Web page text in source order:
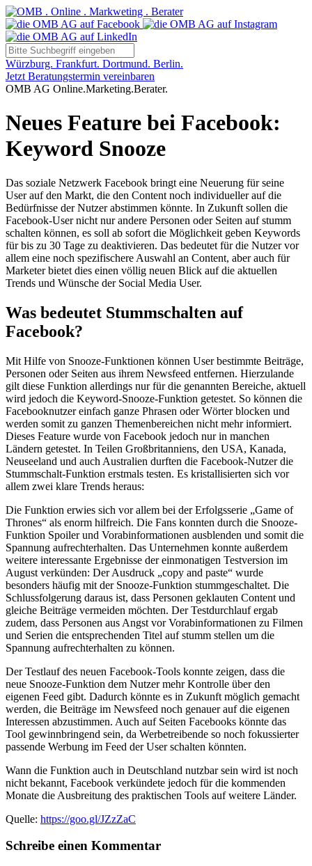
Würzburg. Frankfurt. Dortmund. Berlin.
Jetzt Beratungstermin vereinbaren
OMB AG Online.Marketing.Berater.
Neues Feature bei Facebook:
Keyword Snooze
Das soziale Netzwerk Facebook bringt eine Neuerung für seine
User auf den Markt, die den Content noch individueller auf die
Bedürfnisse der Nutzer abstimmen könnte. In Zukunft sollen die
Facebook-User nicht nur andere Personen oder Seiten auf stumm
schalten können, es soll ab sofort die Möglichkeit geben Keywords
für bis zu 30 Tage zu deaktivieren. Das bedeutet für die Nutzer vor
allem eine noch spezifischere Auswahl an Content, aber auch für
Marketer bietet dies einen völlig neuen Blick auf die aktuellen
Trends und Wünsche der Social Media User.
Was bedeutet Stummschalten auf
Facebook?
Mit Hilfe von Snooze-Funktionen können User bestimmte Beiträge,
Personen oder Seiten aus ihrem Newsfeed entfernen. Hierzulande
gilt diese Funktion allerdings nur für die genannten Bereiche, aktuell
wird jedoch die Keyword-Snooze-Funktion getestet. So können die
Facebooknutzer einfach ganze Phrasen oder Wörter blocken und
werden somit zu ganzen Themenbereichen nicht mehr informiert.
Dieses Feature wurde von Facebook jedoch nur in manchen
Ländern getestet. In Teilen Großbritanniens, den USA, Kanada,
Neuseeland und auch Australien durften die Facebook-Nutzer die
Stummschalt-Funktion erstmals testen. Es kristallisierten sich vor
allem zwei klare Trends heraus:
Die Funktion erwies sich vor allem bei der Erfolgsserie „Game of
Thrones“ als enorm hilfreich. Die Fans konnten durch die Snooze-
Funktion Spoiler und Vorabinformationen ausblenden und somit die
Spannung aufrechterhalten. Das Unternehmen konnte außerdem
weitere interessante Ergebnisse der einmonatigen Testversion im
August verkünden: Der Ausdruck „copy and paste“ wurde
besonders häufig mit der Snooze-Funktion stummgeschaltet. Die
Schlussfolgerung daraus ist, dass Personen geklauten Content und
gleiche Beiträge vermeiden möchten. Der Testdurchlauf ergab
zudem, dass Personen aus Angst vor Vorabinformationen zu Filmen
und Serien die entsprechenden Titel auf stumm stellen um die
Spannung aufrechterhalten zu können.
Der Testlauf des neuen Facebook-Tools konnte zeigen, dass die
neue Snooze-Funktion dem Nutzer mehr Kontrolle über den
eigenen Feed gibt. Dadurch könnte es in Zukunft möglich gemacht
werden, die Beiträge im Newsfeed noch genauer auf die eigenen
Interessen abzustimmen. Auch auf Seiten Facebooks könnte das
Tool gewinnbringend sein, da Werbetreibende so noch fokussierter
passende Werbung im Feed der User schalten könnten.
Wann die Funktion auch in Deutschland nutzbar sein wird ist noch
nicht bekannt, Facebook verkündete jedoch für die kommenden
Monate die Ausbreitung des praktischen Tools auf weitere Länder.
Quelle: https://goo.gl/JZzZaC
Schreibe einen Kommentar